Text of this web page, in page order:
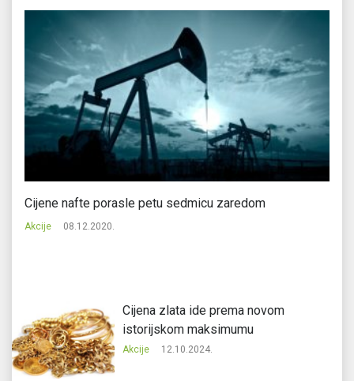
Cijene nafte porasle petu sedmicu zaredom
Akcije 08.12.2020.
Cijena zlata ide prema novom
istorijskom maksimumu
Akcije 12.10.2024.